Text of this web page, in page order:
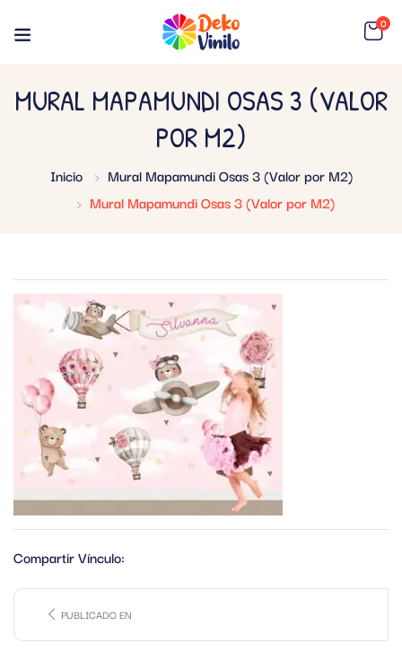
0
MURAL MAPAMUNDI OSAS 3 (VALOR
POR M2)
Inicio
Mural Mapamundi Osas 3 (Valor por M2)
Mural Mapamundi Osas 3 (Valor por M2)
Compartir Vínculo:
PUBLICADO EN